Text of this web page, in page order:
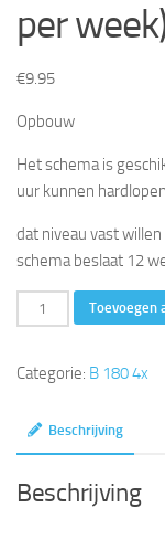
per
€9.95
Opbouw
Het schema is
uur kunnen
dat niveau vast
schema beslaat 12
minuten
weken,
week)
Toevoegen
Categorie: B 180 4x
Beschrijving
Beschrijving